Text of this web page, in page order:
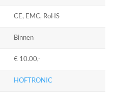
CE, EMC, RoHS
Binnen
€ 10.00,-
HOFTRONIC